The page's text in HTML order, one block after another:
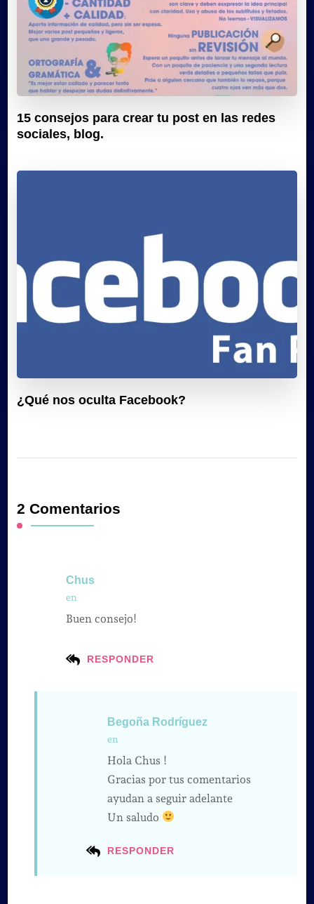
15 consejos para crear tu post en las redes
sociales, blog.
¿Qué nos oculta Facebook?
2 Comentarios
Chus
en
RESPONDER
Buen consejo!
Begoña Rodríguez
en
RESPONDER
Hola Chus !
Gracias por tus comentarios
ayudan a seguir adelante
Un saludo